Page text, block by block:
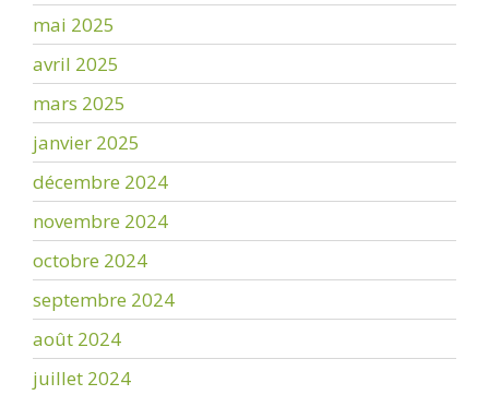
mai 2025
avril 2025
mars 2025
janvier 2025
décembre 2024
novembre 2024
octobre 2024
septembre 2024
août 2024
juillet 2024